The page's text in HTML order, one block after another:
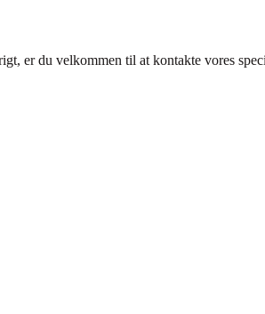
er du velkommen til at kontakte vores